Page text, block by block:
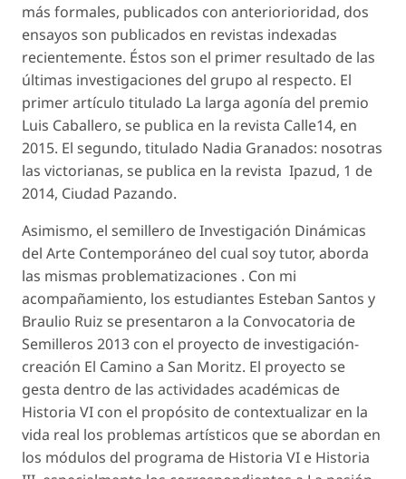
más formales, publicados con anteriorioridad, dos
ensayos son publicados en revistas indexadas
recientemente. Éstos son el primer resultado de las
últimas investigaciones del grupo al respecto. El
primer artículo titulado La larga agonía del premio
Luis Caballero, se publica en la revista Calle14, en
2015. El segundo, titulado Nadia Granados: nosotras
las victorianas, se publica en la revista Ipazud, 1 de
2014, Ciudad Pazando.
Asimismo, el semillero de Investigación Dinámicas
del Arte Contemporáneo del cual soy tutor, aborda
las mismas problematizaciones . Con mi
acompañamiento, los estudiantes Esteban Santos y
Braulio Ruiz se presentaron a la Convocatoria de
Semilleros 2013 con el proyecto de investigación-
creación El Camino a San Moritz. El proyecto se
gesta dentro de las actividades académicas de
Historia VI con el propósito de contextualizar en la
vida real los problemas artísticos que se abordan en
los módulos del programa de Historia VI e Historia